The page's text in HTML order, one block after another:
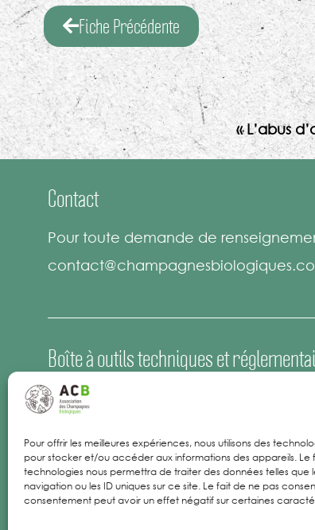
Pour offrir les meilleures expériences, nous utilisons des
pour stocker et/ou accéder aux informations des appareils. Le
technologies nous permettra de traiter des données telles
navigation ou les ID uniques sur ce site. Le fait de ne pas
consentement peut avoir un effet négatif sur certaines
Fiche Précédente
« L’abus
Contact
Pour toute demande de
Boîte à outils techniques et
Espace Presse
Mentions Légales